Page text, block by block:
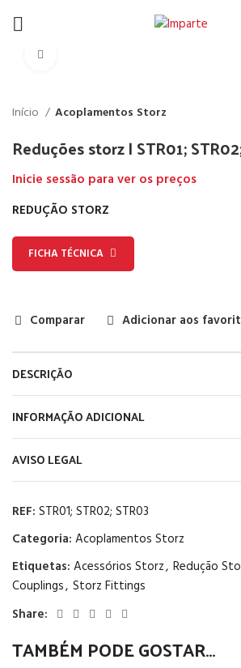
Início Acoplamentos Storz
Reduções storz | STR01;
Inicie sessão para ver os preços
REDUÇÃO STORZ
FICHA TÉCNICA
Comparar Adicionar aos
DESCRIÇÃO
INFORMAÇÃO ADICIONAL
AVISO LEGAL
REF: STR01; STR02; STR03
Categoria: Acoplamentos Storz
Etiquetas: Acessórios Storz, Redução
Couplings, Storz Fittings
Share:
TAMBÉM PODE GOSTAR…